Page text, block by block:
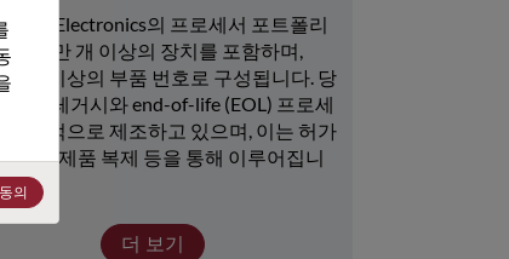
Electronics의 프로세서 포트폴리
7600만 개 이상의 장치를 포함하며,
개 이상의 부품 번호로 구성됩니다. 당
많은 레거시와 end-of-life (EOL) 프로세
지속적으로 제조하고 있으며, 이는 허가
뱅크, 제품 복제 등을 통해 이루어집니
더 보기
동의